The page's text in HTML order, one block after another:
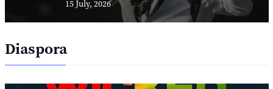
15 July, 2026
Diaspora